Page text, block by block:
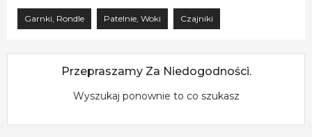
Garnki, Rondle Patelnie, Woki Czajniki
Przepraszamy Za Niedogodności.
Wyszukaj ponownie to co szukasz